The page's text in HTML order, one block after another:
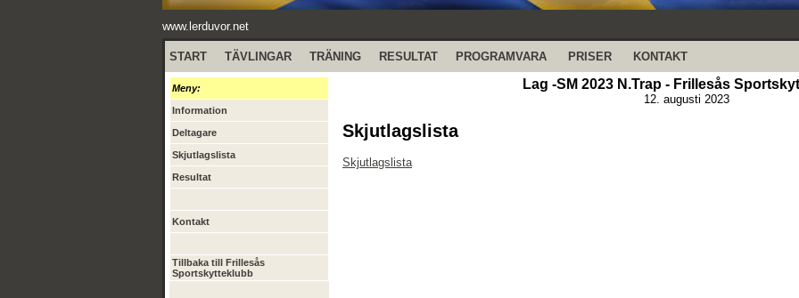
www.lerduvor.net
START TÄVLINGAR TRÄNING RESULTAT PROGRAMVARA PRISER KONTAKT
Meny:
Information
Deltagare
Skjutlagslista
Resultat
Kontakt
Tillbaka till Frillesås
Sportskytteklubb
Lag -SM 2023 N.Trap - Frillesås
12. augusti 2023
Skjutlagslista
Skjutlagslista